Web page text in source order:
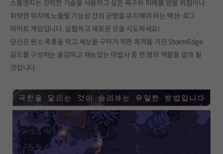
스톰엣지는 강력한 기술을 사용하고 싶은 욕구와 피해를 받을 위험이나
취약한 위치에 노출될 가능성 간의 균형을 유지해야 하는 액션-로그
라이트 게임입니다. 실험하고 새로운 것을 시도하세요!
당신은 원소 폭풍을 막고 세상을 구하기 위한 목적을 가진 StormEdge
길드를 구성하는 용감하고 재능있는 마법사 중 한 명의 역할을 맡게 될
것입니다.